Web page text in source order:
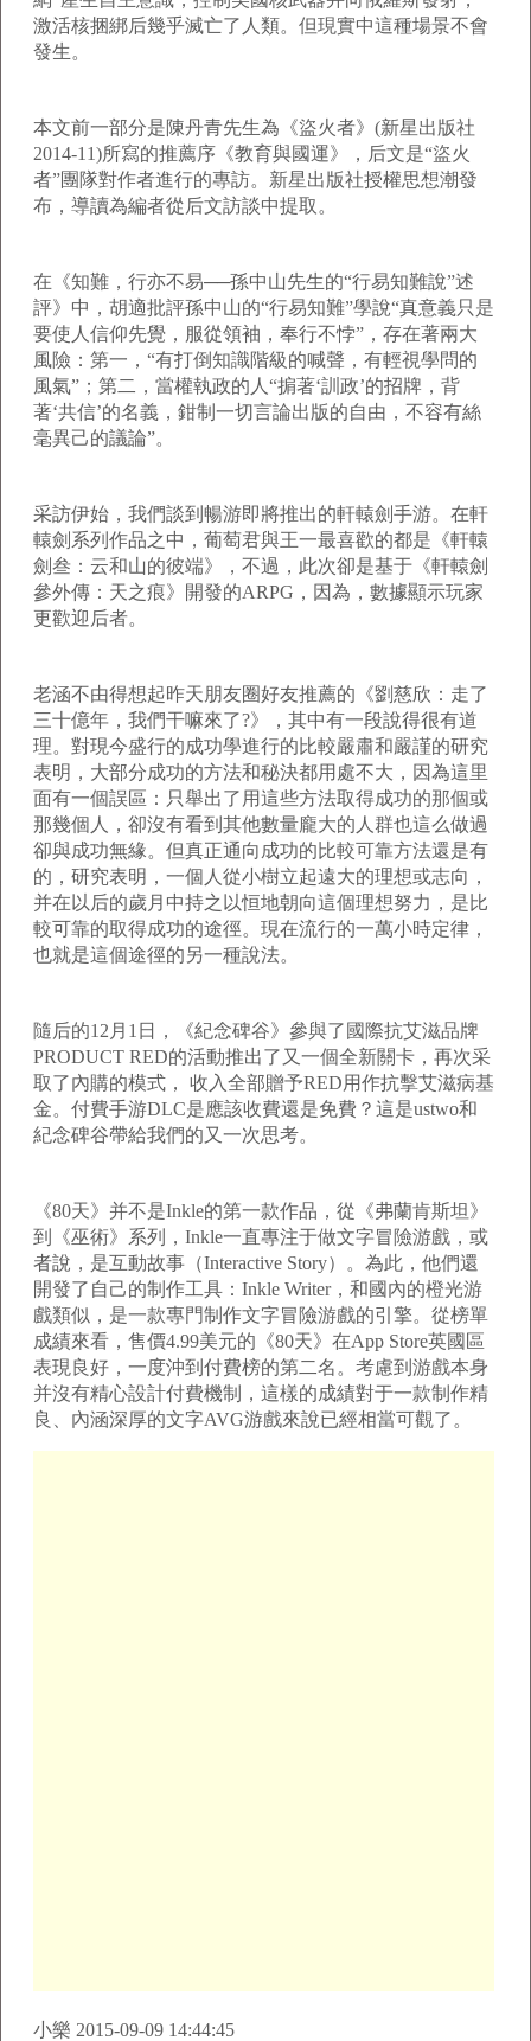
激活核捆綁后幾乎滅亡了人類。但現實中這種場景不會
發生。
本文前一部分是陳丹青先生為《盜火者》(新星出版社
2014-11)所寫的推薦序《教育與國運》，后文是“盜火
者”團隊對作者進行的專訪。新星出版社授權思想潮發
布，導讀為編者從后文訪談中提取。
在《知難，行亦不易──孫中山先生的“行易知難說”述
評》中，胡適批評孫中山的“行易知難”學說“真意義只是
要使人信仰先覺，服從領袖，奉行不悖”，存在著兩大
風險：第一，“有打倒知識階級的喊聲，有輕視學問的
風氣”；第二，當權執政的人“掮著‘訓政’的招牌，背
著‘共信’的名義，鉗制一切言論出版的自由，不容有絲
毫異己的議論”。
采訪伊始，我們談到暢游即將推出的軒轅劍手游。在軒
轅劍系列作品之中，葡萄君與王一最喜歡的都是《軒轅
劍叁：云和山的彼端》，不過，此次卻是基于《軒轅劍
參外傳：天之痕》開發的ARPG，因為，數據顯示玩家
更歡迎后者。
老涵不由得想起昨天朋友圈好友推薦的《劉慈欣：走了
三十億年，我們干嘛來了?》，其中有一段說得很有道
理。對現今盛行的成功學進行的比較嚴肅和嚴謹的研究
表明，大部分成功的方法和秘決都用處不大，因為這里
面有一個誤區：只舉出了用這些方法取得成功的那個或
那幾個人，卻沒有看到其他數量龐大的人群也這么做過
卻與成功無緣。但真正通向成功的比較可靠方法還是有
的，研究表明，一個人從小樹立起遠大的理想或志向，
并在以后的歲月中持之以恒地朝向這個理想努力，是比
較可靠的取得成功的途徑。現在流行的一萬小時定律，
也就是這個途徑的另一種說法。
隨后的12月1日，《紀念碑谷》參與了國際抗艾滋品牌
PRODUCT RED的活動推出了又一個全新關卡，再次采
取了內購的模式， 收入全部贈予RED用作抗擊艾滋病基
金。付費手游DLC是應該收費還是免費？這是ustwo和
紀念碑谷帶給我們的又一次思考。
《80天》并不是Inkle的第一款作品，從《弗蘭肯斯坦》
到《巫術》系列，Inkle一直專注于做文字冒險游戲，或
者說，是互動故事（Interactive Story）。為此，他們還
開發了自己的制作工具：Inkle Writer，和國內的橙光游
戲類似，是一款專門制作文字冒險游戲的引擎。從榜單
成績來看，售價4.99美元的《80天》在App Store英國區
表現良好，一度沖到付費榜的第二名。考慮到游戲本身
并沒有精心設計付費機制，這樣的成績對于一款制作精
良、內涵深厚的文字AVG游戲來說已經相當可觀了。
小樂 2015-09-09 14:44:45